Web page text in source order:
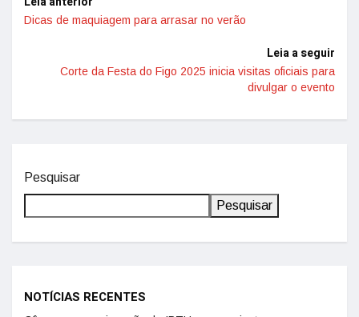
Dicas de maquiagem para arrasar no verão
Leia a seguir
Corte da Festa do Figo 2025 inicia visitas oficiais para
divulgar o evento
Pesquisar
Pesquisar
NOTÍCIAS RECENTES